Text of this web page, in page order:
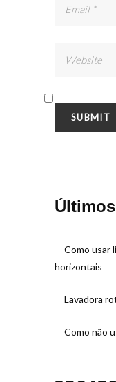
Como usar
horizontais
Lavadora
Como não